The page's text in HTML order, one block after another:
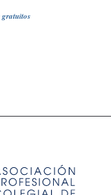
gratuitos